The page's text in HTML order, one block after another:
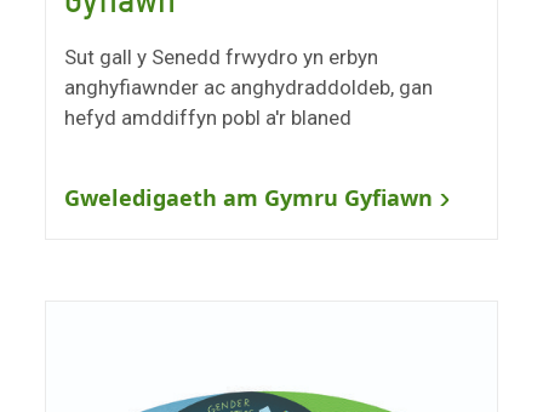
Sut gall y Senedd frwydro yn erbyn
anghyfiawnder ac anghydraddoldeb, gan
hefyd amddiffyn pobl a'r blaned
Gweledigaeth am Gymru Gyfiawn